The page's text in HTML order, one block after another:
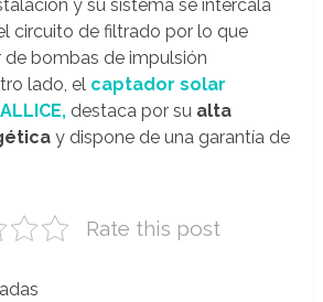
y su sistema se intercala
circuito de filtrado por lo que
de bombas de impulsión
lado, el captador solar
destaca por su alta
y dispone de una garantía de
Rate this post